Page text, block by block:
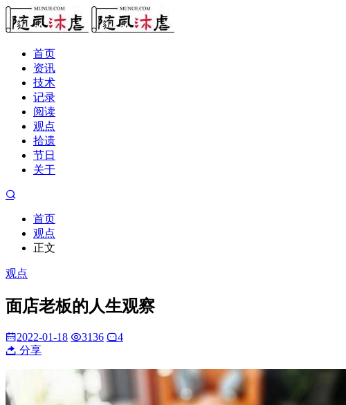
首页
资讯
技术
记录
阅读
观点
拾遗
节日
关于
首页
观点
正文
观点
面店老板的人生观察
2022-01-18 3136
4
分享